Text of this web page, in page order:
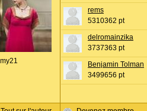
rems
5310362 pt
delromainzika
3737363 pt
Benjamin Tolman
3499656 pt